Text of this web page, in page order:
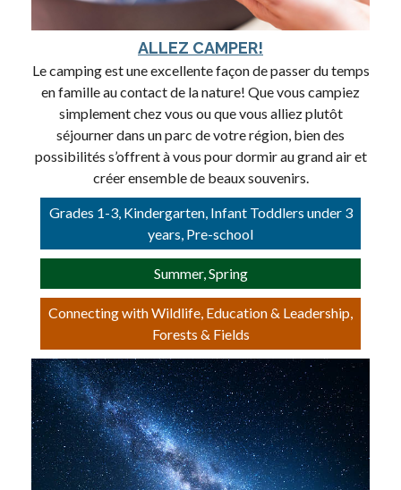
ALLEZ CAMPER!
Le camping est une excellente façon de passer du temps
en famille au contact de la nature! Que vous campiez
simplement chez vous ou que vous alliez plutôt
séjourner dans un parc de votre région, bien des
possibilités s’offrent à vous pour dormir au grand air et
créer ensemble de beaux souvenirs.
Grades 1-3, Kindergarten, Infant Toddlers under 3
years, Pre-school
Summer, Spring
Connecting with Wildlife, Education & Leadership,
Forests & Fields